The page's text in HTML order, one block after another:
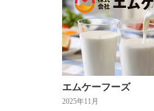
エムケーフーズ
2025年11月